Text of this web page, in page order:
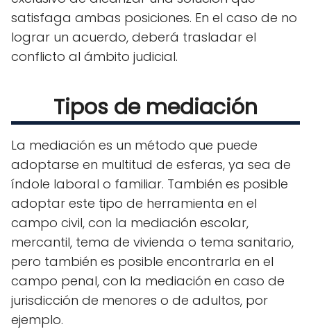
satisfaga ambas posiciones. En el caso de no
lograr un acuerdo, deberá trasladar el
conflicto al ámbito judicial.
Tipos de mediación
La mediación es un método que puede
adoptarse en multitud de esferas, ya sea de
índole laboral o familiar. También es posible
adoptar este tipo de herramienta en el
campo civil, con la mediación escolar,
mercantil, tema de vivienda o tema sanitario,
pero también es posible encontrarla en el
campo penal, con la mediación en caso de
jurisdicción de menores o de adultos, por
ejemplo.